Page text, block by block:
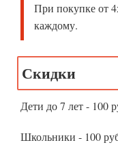
При покупке от
каждому.
Скидки
Дети до 7 лет - 100
Школьники - 100